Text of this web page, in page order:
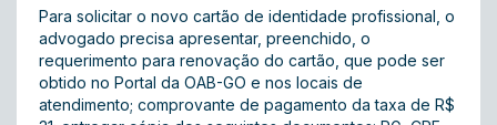
Para solicitar o novo cartão de identidade profissional, o
advogado precisa apresentar, preenchido, o
requerimento para renovação do cartão, que pode ser
obtido no Portal da OAB-GO e nos locais de
atendimento; comprovante de pagamento da taxa de R$